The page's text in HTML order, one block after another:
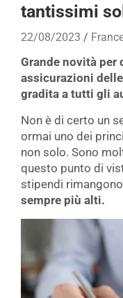
tantissimi
22/08/2023
Grande novità per
assicurazioni
gradita a tutti gli
Non è di certo un
ormai uno dei
non solo. Sono
questo punto di
stipendi
sempre più alti.